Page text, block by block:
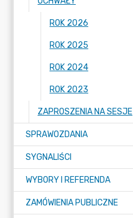
ROK 2026
ROK 2025
ROK 2024
ROK 2023
ZAPROSZENIA NA SESJE
SPRAWOZDANIA
SYGNALIŚCI
WYBORY I REFERENDA
ZAMÓWIENIA PUBLICZNE